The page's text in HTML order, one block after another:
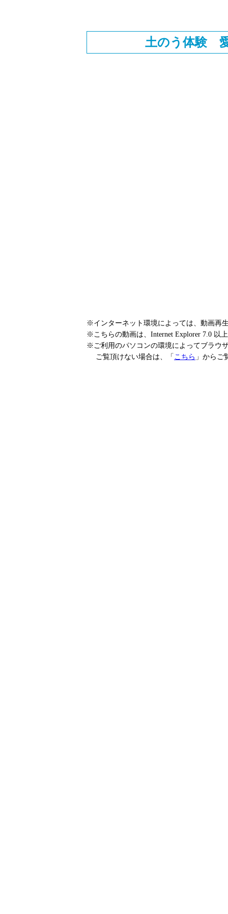
土のう体験
※インターネット環境によっては、動画再
※こちらの動画は、Internet Explorer 7.0 以
※ご利用のパソコンの環境によってブラウ
ご覧頂けない場合は、「 こちら 」からご